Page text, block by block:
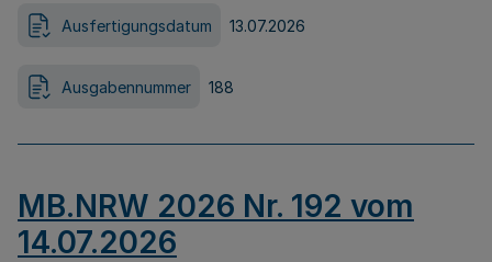
Ausfertigungsdatum 13.07.2026
Ausgabennummer 188
MB.NRW 2026 Nr. 192 vom
14.07.2026